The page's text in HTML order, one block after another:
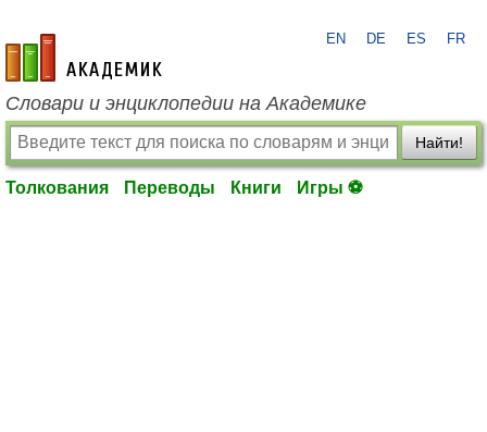
academic.ru
EN DE ES FR
Словари и энциклопедии на Академике
Найти!
Толкования Переводы Книги Игры ⚽